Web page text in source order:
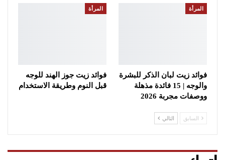
المرأة
فوائد زيت لبان الذكر للبشرة
والوجه | 15 فائدة مذهلة
ووصفات مجربة 2026
المرأة
فوائد زيت جوز الهند للوجه
قبل النوم وطريقة الاستخدام
السابق التالي